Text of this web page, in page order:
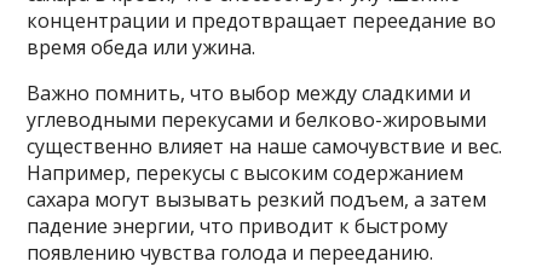
концентрации и предотвращает переедание во
время обеда или ужина.
Важно помнить, что выбор между сладкими и
углеводными перекусами и белково-жировыми
существенно влияет на наше самочувствие и вес.
Например, перекусы с высоким содержанием
сахара могут вызывать резкий подъем, а затем
падение энергии, что приводит к быстрому
появлению чувства голода и перееданию.